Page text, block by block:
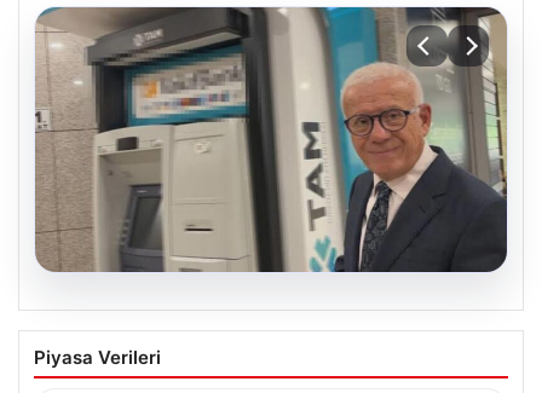
06.08.2026
Ertuğrul Özkök ifade verdi. “Aklımın
ucundan bile geçmez”
Piyasa Verileri